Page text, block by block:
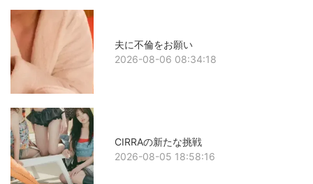
夫に不倫をお願い
2026-08-06 08:34:18
CIRRAの新たな挑戦
2026-08-05 18:58:16